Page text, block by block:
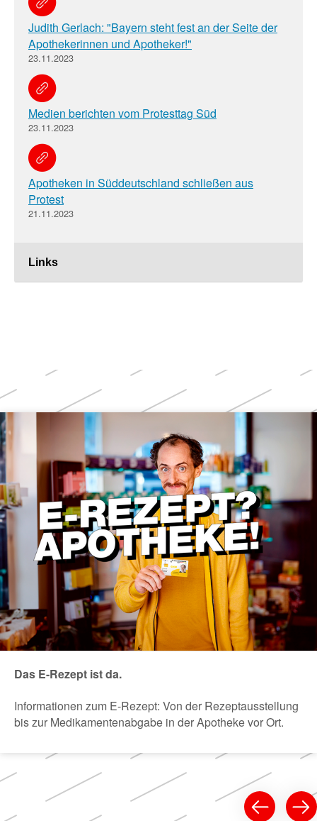
Links
Judith Gerlach: "Bayern steht fest an der Seite der
Apothekerinnen und Apotheker!"
23.11.2023
Medien berichten vom Protesttag Süd
23.11.2023
Apotheken in Süddeutschland schließen aus
Protest
21.11.2023
Weitere
Themen
Das E-Rezept ist da.
Informationen zum E-Rezept: Von der Rezeptausstellung
bis zur Medikamentenabgabe in der Apotheke vor Ort.